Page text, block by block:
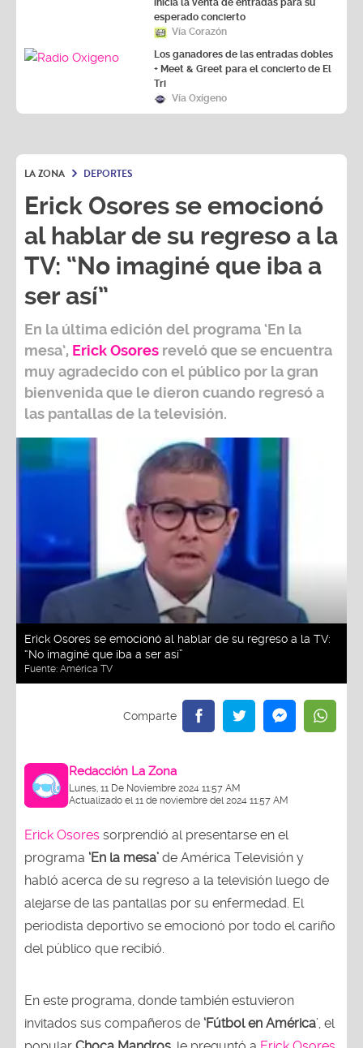
esperado concierto
Vía Corazón
Los ganadores de las entradas dobles
+ Meet & Greet para el concierto de El
Tri
Vía Oxígeno
LA ZONA DEPORTES
Erick Osores se emocionó
al hablar de su regreso a la
TV: “No imaginé que iba a
ser así”
En la última edición del programa ‘En la
mesa’, Erick Osores reveló que se encuentra
muy agradecido con el público por la gran
bienvenida que le dieron cuando regresó a
las pantallas de la televisión.
Erick Osores se emocionó al hablar de su regreso a la TV:
“No imaginé que iba a ser así”
Fuente: América TV
Redacción La Zona
Lunes, 11 De Noviembre 2024 11:57 AM
Actualizado el 11 de noviembre del 2024 11:57 AM
Erick Osores sorprendió al presentarse en el
programa ‘En la mesa’ de América Televisión y
habló acerca de su regreso a la televisión luego de
alejarse de las pantallas por su enfermedad. El
periodista deportivo se emocionó por todo el cariño
del público que recibió.
En este programa, donde también estuvieron
invitados sus compañeros de ‘Fútbol en América’, el